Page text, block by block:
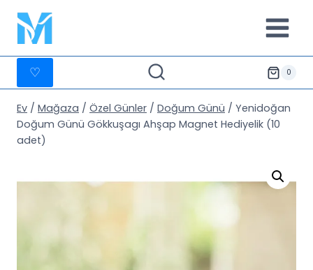
İçeriğe
geç
♡ 0
Ev / Mağaza / Özel Günler / Doğum Günü / Yenidoğan
Doğum Günü Gökkuşagı Ahşap Magnet Hediyelik (10
adet)